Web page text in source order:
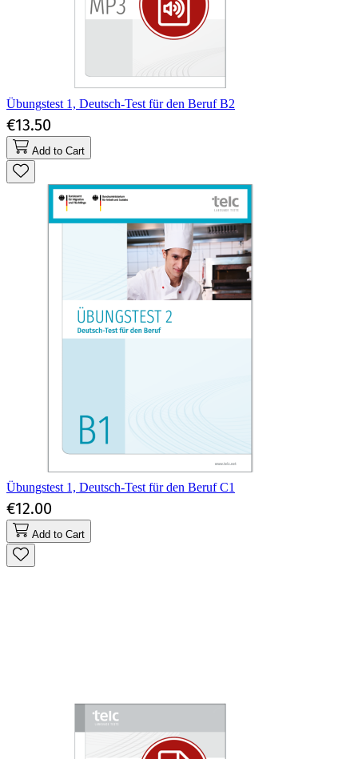
Übungstest 1, Deutsch-Test für den Beruf B2
€13.50
Add to Cart
Übungstest 1, Deutsch-Test für den Beruf C1
€12.00
Add to Cart